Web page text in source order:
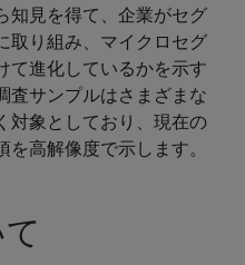
知見を得て、企業がセグ
取り組み、マイクロセグ
て進化しているかを示す
査サンプルはさまざまな
対象としており、現在の
高解像度で示します。